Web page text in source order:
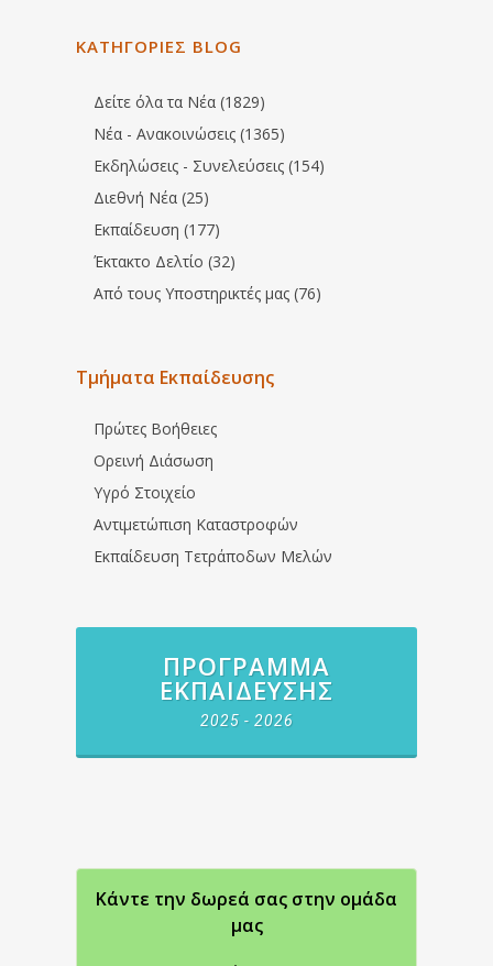
ΚΑΤΗΓΟΡΙΕΣ BLOG
Δείτε όλα τα Νέα (1829)
Νέα - Ανακοινώσεις (1365)
Εκδηλώσεις - Συνελεύσεις (154)
Διεθνή Νέα (25)
Εκπαίδευση (177)
Έκτακτο Δελτίο (32)
Από τους Υποστηρικτές μας (76)
Τμήματα Εκπαίδευσης
Πρώτες Βοήθειες
Ορεινή Διάσωση
Υγρό Στοιχείο
Αντιμετώπιση Καταστροφών
Εκπαίδευση Τετράποδων Μελών
ΠΡΌΓΡΑΜΜΑ
ΕΚΠΑΊΔΕΥΣΗΣ
2025 - 2026
Κάντε την δωρεά σας στην oμάδα
μας